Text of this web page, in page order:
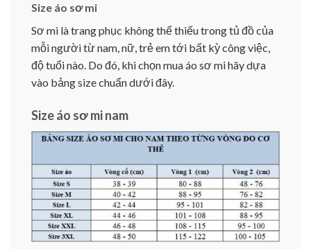
Size áo sơ mi
Sơ mi là trang phục không thể thiếu trong tủ đồ của
mỗi người từ nam, nữ, trẻ em tới bất kỳ công việc,
độ tuổi nào. Do đó, khi chọn mua áo sơ mi hãy dựa
vào bảng size chuẩn dưới đây.
Size áo sơ mi nam